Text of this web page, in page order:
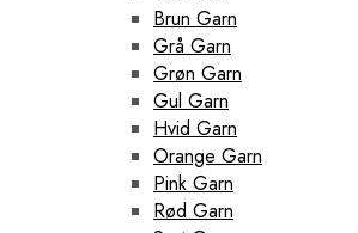
Brun Garn
Grå Garn
Grøn Garn
Gul Garn
Hvid Garn
Orange Garn
Pink Garn
Rød Garn